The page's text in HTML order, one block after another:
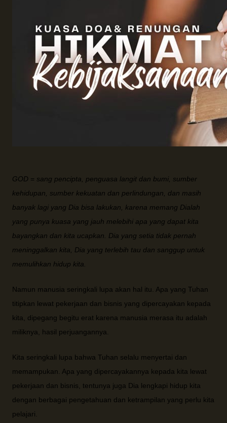
GOD = sang pencipta, penguasa langit dan bumi, sumber
kehidupan, sumber kekuatan dan perlindungan, dan masih
banyak lagi yang Dia bisa lakukan, karena memang Dialah
yang punya kuasa yang jauh melebihi apa yang dapat kita
bayangkan dan kita ucapkan. Dia yang setia tidak pernah
meninggalkan kita, Dia yang terlebih tau dan sanggup untuk
memulihkan hidup kita.
Namun manusia seringkali lupa akan hal itu. Apa yang Tuhan
titipkan lewat pekerjaan dan bisnis yang dipercayakan kepada
kita, dipegang begitu erat karena manusia merasa itu adalah
miliknya, hasil perjuangannya.
Kita seringkali lupa bahwa Tuhan selalu menyertai dan
memampukan. Apa yang dipercayakannya kepada kita lewat
pekerjaan dan bisnis, tentunya juga Dia lengkapi hidup kita
dengan berbagai pengetahuan dan ketrampilan yang perlu kita
pelajari.